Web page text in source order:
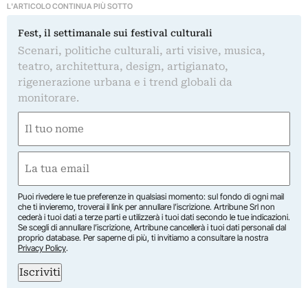
L'ARTICOLO CONTINUA PIÙ SOTTO
Fest, il settimanale sui festival culturali
Scenari, politiche culturali, arti visive, musica,
teatro, architettura, design, artigianato,
rigenerazione urbana e i trend globali da
monitorare.
(Required)
First
(Required)
Puoi rivedere le tue preferenze in qualsiasi momento: sul fondo di ogni mail
che ti invieremo, troverai il link per annullare l’iscrizione. Artribune Srl non
cederà i tuoi dati a terze parti e utilizzerà i tuoi dati secondo le tue indicazioni.
Se scegli di annullare l’iscrizione, Artribune cancellerà i tuoi dati personali dal
proprio database. Per saperne di più, ti invitiamo a consultare la nostra
Privacy Policy.
Iscriviti